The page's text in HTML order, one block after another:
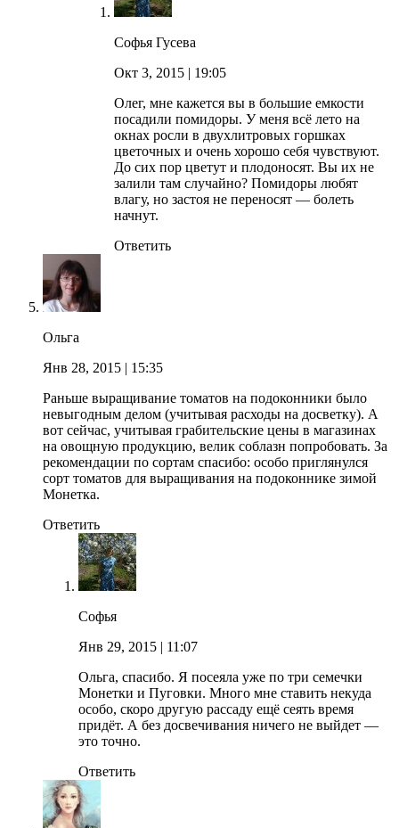
Софья Гусева
Окт 3, 2015 | 19:05
Олег, мне кажется вы в большие емкости
посадили помидоры. У меня всё лето на
окнах росли в двухлитровых горшках
цветочных и очень хорошо себя чувствуют.
До сих пор цветут и плодоносят. Вы их не
залили там случайно? Помидоры любят
влагу, но застоя не переносят — болеть
начнут.
Ответить
Ольга
Янв 28, 2015 | 15:35
Раньше выращивание томатов на подоконники было
невыгодным делом (учитывая расходы на досветку). А
вот сейчас, учитывая грабительские цены в магазинах
на овощную продукцию, велик соблазн попробовать. За
рекомендации по сортам спасибо: особо приглянулся
сорт томатов для выращивания на подоконнике зимой
Монетка.
Ответить
Софья
Янв 29, 2015 | 11:07
Ольга, спасибо. Я посеяла уже по три семечки
Монетки и Пуговки. Много мне ставить некуда
особо, скоро другую рассаду ещё сеять время
придёт. А без досвечивания ничего не выйдет —
это точно.
Ответить